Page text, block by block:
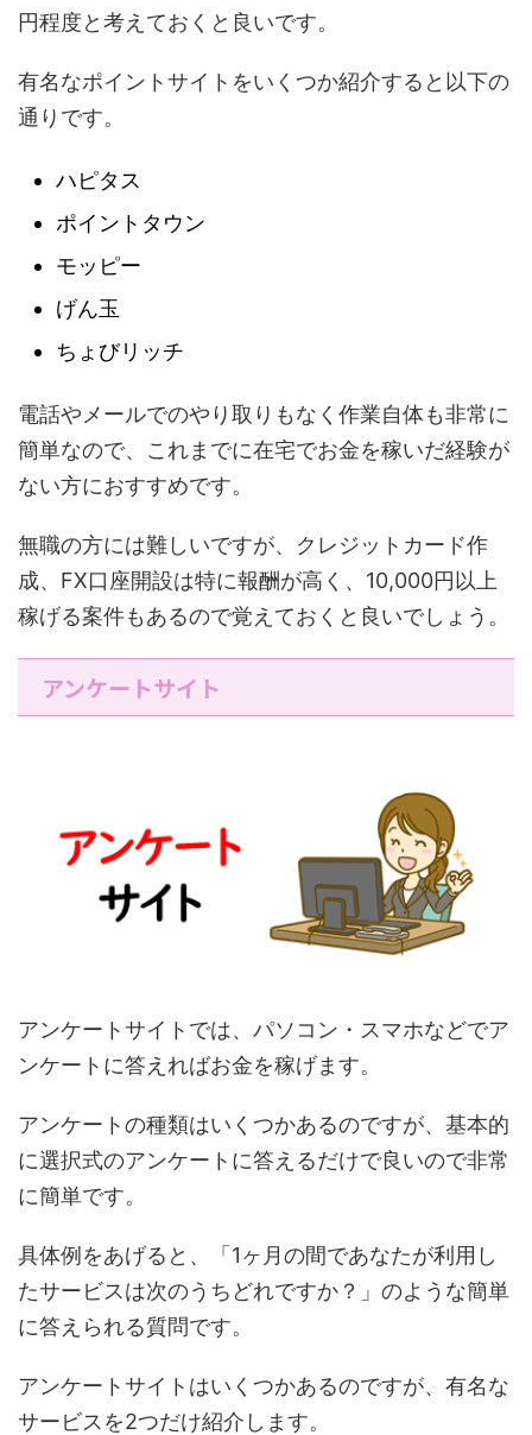
円程度と考えておくと良いです。
有名なポイントサイトをいくつか紹介すると以下の
通りです。
ハピタス
ポイントタウン
モッピー
げん玉
ちょびリッチ
電話やメールでのやり取りもなく作業自体も非常に
簡単なので、これまでに在宅でお金を稼いだ経験が
ない方におすすめです。
無職の方には難しいですが、クレジットカード作
成、FX口座開設は特に報酬が高く、10,000円以上
稼げる案件もあるので覚えておくと良いでしょう。
アンケートサイト
アンケートサイトでは、パソコン・スマホなどでア
ンケートに答えればお金を稼げます。
アンケートの種類はいくつかあるのですが、基本的
に選択式のアンケートに答えるだけで良いので非常
に簡単です。
具体例をあげると、「1ヶ月の間であなたが利用し
たサービスは次のうちどれですか？」のような簡単
に答えられる質問です。
アンケートサイトはいくつかあるのですが、有名な
サービスを2つだけ紹介します。